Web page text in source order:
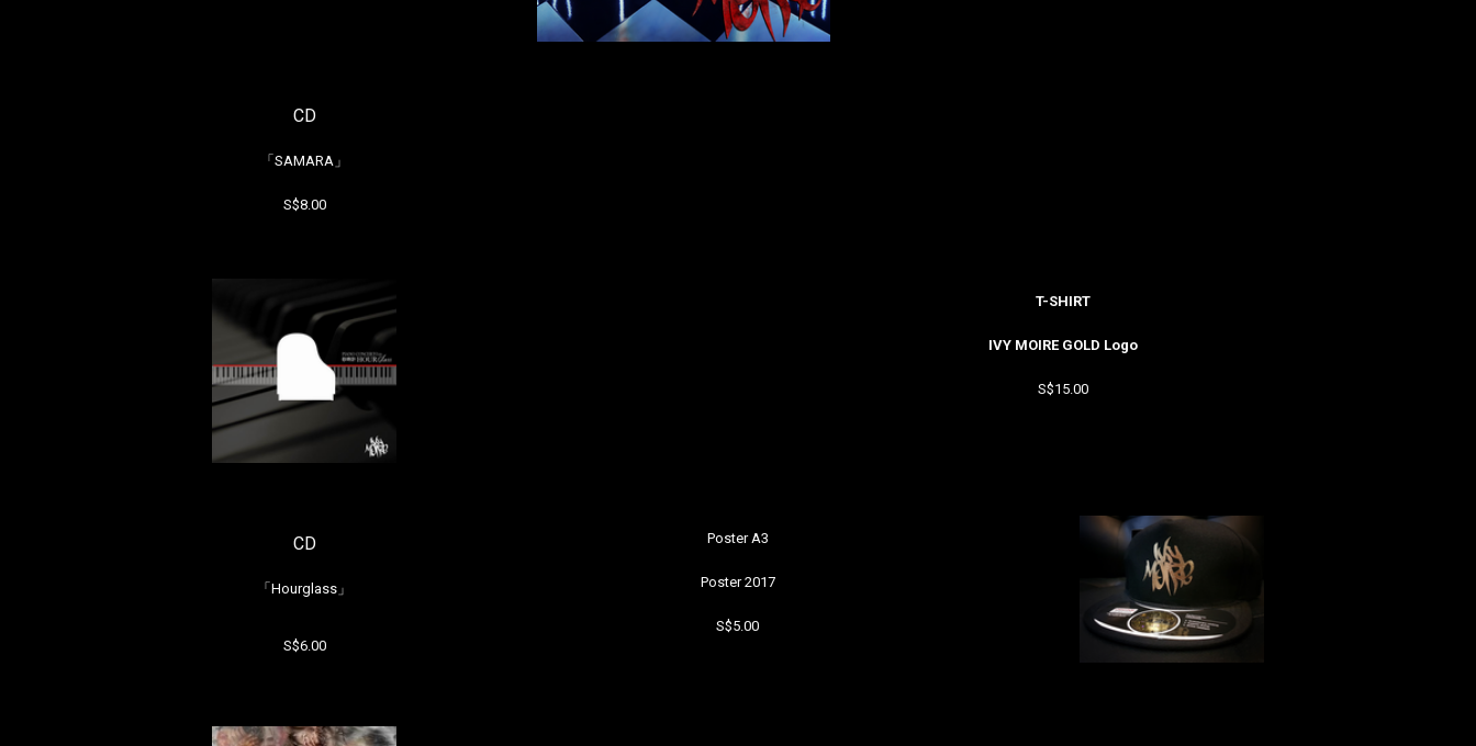
CD
「SAMARA」
S$8.00
T-SHIRT
IVY MOIRE GOLD Logo
S$15.00
CD
「Hourglass」
S$6.00
Poster A3
Poster 2017
S$5.00